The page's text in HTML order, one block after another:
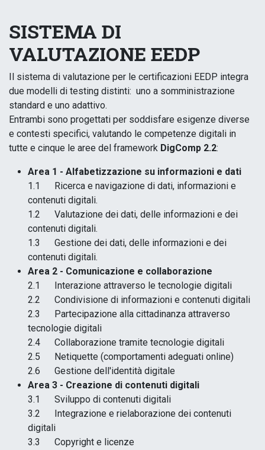
SISTEMA DI
VALUTAZIONE EEDP
Il sistema di valutazione per le certificazioni EEDP integra
due modelli di testing distinti: uno a somministrazione
standard e uno adattivo.
Entrambi sono progettati per soddisfare esigenze diverse
e contesti specifici, valutando le competenze digitali in
tutte e cinque le aree del framework DigComp 2.2:
Area 1 - Alfabetizzazione su informazioni e dati
1.1 Ricerca e navigazione di dati, informazioni e
contenuti digitali.
1.2 Valutazione dei dati, delle informazioni e dei
contenuti digitali.
1.3 Gestione dei dati, delle informazioni e dei
contenuti digitali.
Area 2 - Comunicazione e collaborazione
2.1 Interazione attraverso le tecnologie digitali
2.2 Condivisione di informazioni e contenuti digitali
2.3 Partecipazione alla cittadinanza attraverso
tecnologie digitali
2.4 Collaborazione tramite tecnologie digitali
2.5 Netiquette (comportamenti adeguati online)
2.6 Gestione dell'identità digitale
Area 3 - Creazione di contenuti digitali
3.1 Sviluppo di contenuti digitali
3.2 Integrazione e rielaborazione dei contenuti
digitali
3.3 Copyright e licenze